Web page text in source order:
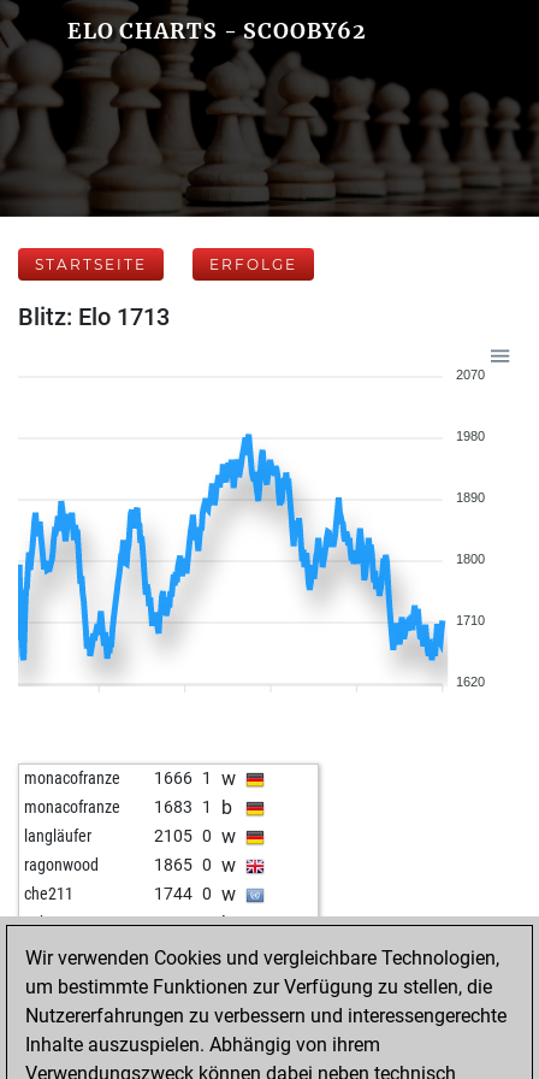
ELO CHARTS - SCOOBY62
STARTSEITE ERFOLGE
Blitz: Elo 1713
2070
1980
1890
1800
1710
1620
monacofranze 1666 1 w
monacofranze 1683 1 b
langläufer 2105 0 w
ragonwood 1865 0 w
che211 1744 0 w
cubata 1817 1 b
newplan 1794 1 b
crazychess 1869 0 b
early abort 2271 0 b
gutzi69 1632 w
asd111 1719 0 w
Wir verwenden Cookies und vergleichbare Technologien,
um bestimmte Funktionen zur Verfügung zu stellen, die
Nutzererfahrungen zu verbessern und interessengerechte
Inhalte auszuspielen. Abhängig von ihrem
Verwendungszweck können dabei neben technisch